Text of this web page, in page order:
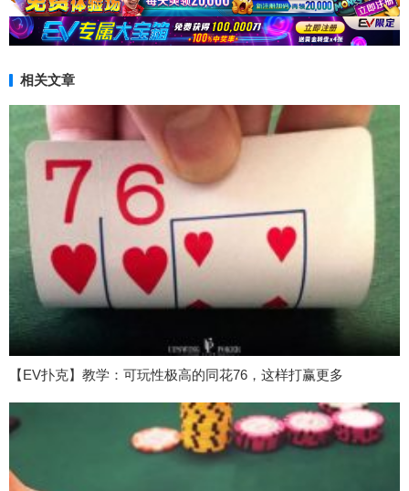
相关文章
【EV扑克】教学：可玩性极高的同花76，这样打赢更多